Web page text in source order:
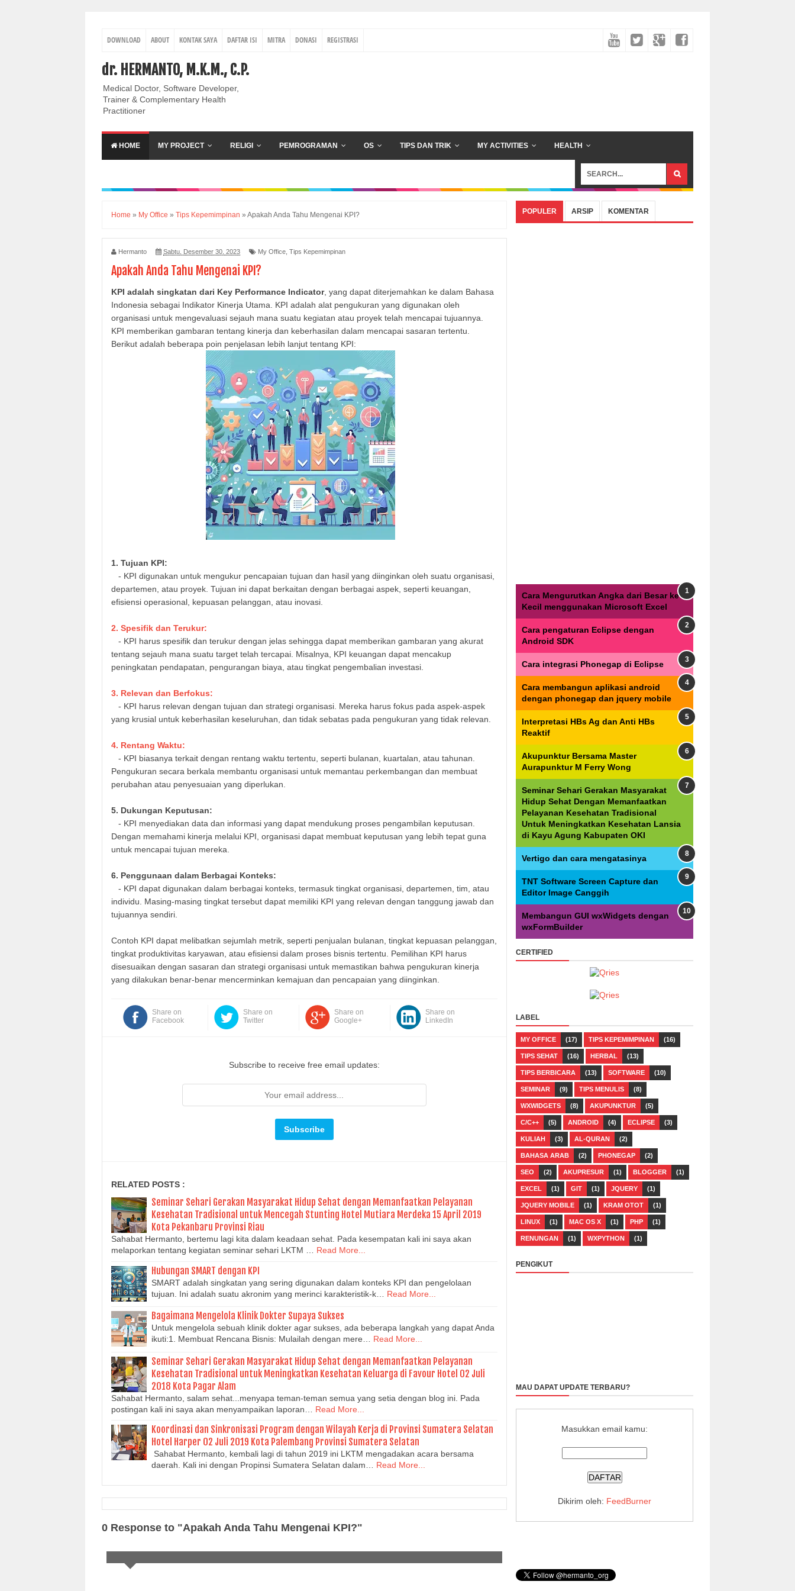
DOWNLOAD ABOUT KONTAK SAYA DAFTAR ISI MITRA DONASI REGISTRASI
dr. HERMANTO, M.K.M., C.P.
Medical Doctor, Software Developer,
Trainer & Complementary Health
Practitioner
HOME MY PROJECT RELIGI PEMROGRAMAN OS TIPS DAN TRIK MY ACTIVITIES HEALTH
Home » My Office » Tips Kepemimpinan » Apakah Anda Tahu Mengenai KPI?
Hermanto Sabtu, Desember 30, 2023 My Office Tips Kepemimpinan
Apakah Anda Tahu Mengenai KPI?
KPI adalah singkatan dari Key Performance Indicator, yang dapat diterjemahkan ke dalam Bahasa
Indonesia sebagai Indikator Kinerja Utama. KPI adalah alat pengukuran yang digunakan oleh
organisasi untuk mengevaluasi sejauh mana suatu kegiatan atau proyek telah mencapai tujuannya.
KPI memberikan gambaran tentang kinerja dan keberhasilan dalam mencapai sasaran tertentu.
Berikut adalah beberapa poin penjelasan lebih lanjut tentang KPI:
1. Tujuan KPI:
- KPI digunakan untuk mengukur pencapaian tujuan dan hasil yang diinginkan oleh suatu organisasi,
departemen, atau proyek. Tujuan ini dapat berkaitan dengan berbagai aspek, seperti keuangan,
efisiensi operasional, kepuasan pelanggan, atau inovasi.
2. Spesifik dan Terukur:
- KPI harus spesifik dan terukur dengan jelas sehingga dapat memberikan gambaran yang akurat
tentang sejauh mana suatu target telah tercapai. Misalnya, KPI keuangan dapat mencakup
peningkatan pendapatan, pengurangan biaya, atau tingkat pengembalian investasi.
3. Relevan dan Berfokus:
- KPI harus relevan dengan tujuan dan strategi organisasi. Mereka harus fokus pada aspek-aspek
yang krusial untuk keberhasilan keseluruhan, dan tidak sebatas pada pengukuran yang tidak relevan.
4. Rentang Waktu:
- KPI biasanya terkait dengan rentang waktu tertentu, seperti bulanan, kuartalan, atau tahunan.
Pengukuran secara berkala membantu organisasi untuk memantau perkembangan dan membuat
perubahan atau penyesuaian yang diperlukan.
5. Dukungan Keputusan:
- KPI menyediakan data dan informasi yang dapat mendukung proses pengambilan keputusan.
Dengan memahami kinerja melalui KPI, organisasi dapat membuat keputusan yang lebih tepat guna
untuk mencapai tujuan mereka.
6. Penggunaan dalam Berbagai Konteks:
- KPI dapat digunakan dalam berbagai konteks, termasuk tingkat organisasi, departemen, tim, atau
individu. Masing-masing tingkat tersebut dapat memiliki KPI yang relevan dengan tanggung jawab dan
tujuannya sendiri.
Contoh KPI dapat melibatkan sejumlah metrik, seperti penjualan bulanan, tingkat kepuasan pelanggan,
tingkat produktivitas karyawan, atau efisiensi dalam proses bisnis tertentu. Pemilihan KPI harus
disesuaikan dengan sasaran dan strategi organisasi untuk memastikan bahwa pengukuran kinerja
yang dilakukan benar-benar mencerminkan kemajuan dan pencapaian yang diinginkan.
Share on
Facebook
Share on
Twitter
Share on
Google+
Share on
LinkedIn
Subscribe to receive free email updates:
RELATED POSTS :
Seminar Sehari Gerakan Masyarakat Hidup Sehat dengan Memanfaatkan Pelayanan
Kesehatan Tradisional untuk Mencegah Stunting Hotel Mutiara Merdeka 15 April 2019
Kota Pekanbaru Provinsi Riau
Sahabat Hermanto, bertemu lagi kita dalam keadaan sehat. Pada kesempatan kali ini saya akan
melaporkan tentang kegiatan seminar sehari LKTM …
Read More...
Hubungan SMART dengan KPI
SMART adalah singkatan yang sering digunakan dalam konteks KPI dan pengelolaan
tujuan. Ini adalah suatu akronim yang merinci karakteristik-k…
Read More...
Bagaimana Mengelola Klinik Dokter Supaya Sukses
Untuk mengelola sebuah klinik dokter agar sukses, ada beberapa langkah yang dapat Anda
ikuti:1. Membuat Rencana Bisnis: Mulailah dengan mere…
Read More...
Seminar Sehari Gerakan Masyarakat Hidup Sehat dengan Memanfaatkan Pelayanan
Kesehatan Tradisional untuk Meningkatkan Kesehatan Keluarga di Favour Hotel 02 Juli
2018 Kota Pagar Alam
Sahabat Hermanto, salam sehat...menyapa teman-teman semua yang setia dengan blog ini. Pada
postingan kali ini saya akan menyampaikan laporan…
Read More...
Koordinasi dan Sinkronisasi Program dengan Wilayah Kerja di Provinsi Sumatera Selatan
Hotel Harper 02 Juli 2019 Kota Palembang Provinsi Sumatera Selatan
Sahabat Hermanto, kembali lagi di tahun 2019 ini LKTM mengadakan acara bersama
daerah. Kali ini dengan Propinsi Sumatera Selatan dalam…
Read More...
0 Response to "Apakah Anda Tahu Mengenai KPI?"
POPULER ARSIP KOMENTAR
Cara Mengurutkan Angka dari Besar ke
Kecil menggunakan Microsoft Excel
Cara pengaturan Eclipse dengan
Android SDK
Cara integrasi Phonegap di Eclipse
Cara membangun aplikasi android
dengan phonegap dan jquery mobile
Interpretasi HBs Ag dan Anti HBs
Reaktif
Akupunktur Bersama Master
Aurapunktur M Ferry Wong
Seminar Sehari Gerakan Masyarakat
Hidup Sehat Dengan Memanfaatkan
Pelayanan Kesehatan Tradisional
Untuk Meningkatkan Kesehatan Lansia
di Kayu Agung Kabupaten OKI
Vertigo dan cara mengatasinya
TNT Software Screen Capture dan
Editor Image Canggih
Membangun GUI wxWidgets dengan
wxFormBuilder
CERTIFIED
LABEL
MY OFFICE (17) TIPS KEPEMIMPINAN (16)
TIPS SEHAT (16) HERBAL (13)
TIPS BERBICARA (13) SOFTWARE (10)
SEMINAR (9) TIPS MENULIS (8)
WXWIDGETS (8) AKUPUNKTUR (5)
C/C++ (5) ANDROID (4) ECLIPSE (3)
KULIAH (3) AL-QURAN (2)
BAHASA ARAB (2) PHONEGAP (2)
SEO (2) AKUPRESUR (1) BLOGGER (1)
EXCEL (1) GIT (1) JQUERY (1)
JQUERY MOBILE (1) KRAM OTOT (1)
LINUX (1) MAC OS X (1) PHP (1)
RENUNGAN (1) WXPYTHON (1)
PENGIKUT
MAU DAPAT UPDATE TERBARU?
Masukkan email kamu:
Dikirim oleh: FeedBurner